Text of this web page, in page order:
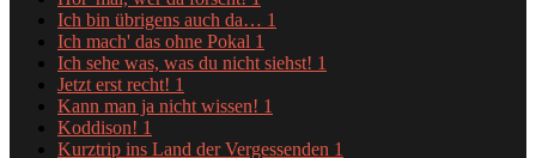
Ich bin übrigens auch da… 1
Ich mach' das ohne Pokal 1
Ich sehe was, was du nicht siehst! 1
Jetzt erst recht! 1
Kann man ja nicht wissen! 1
Koddison! 1
Kurztrip ins Land der Vergessenden 1